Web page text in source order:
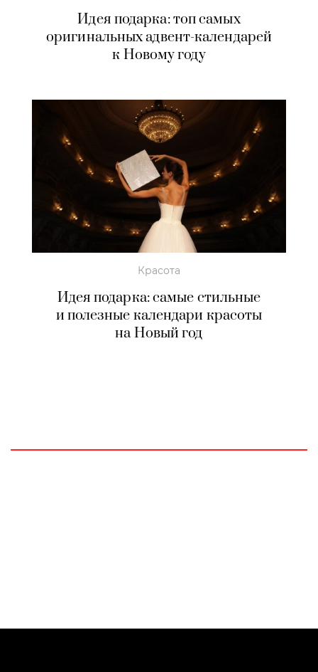
Идея подарка: топ самых
оригинальных адвент-календарей
к Новому году
Красота
Идея подарка: самые стильные
и полезные календари красоты
на Новый год